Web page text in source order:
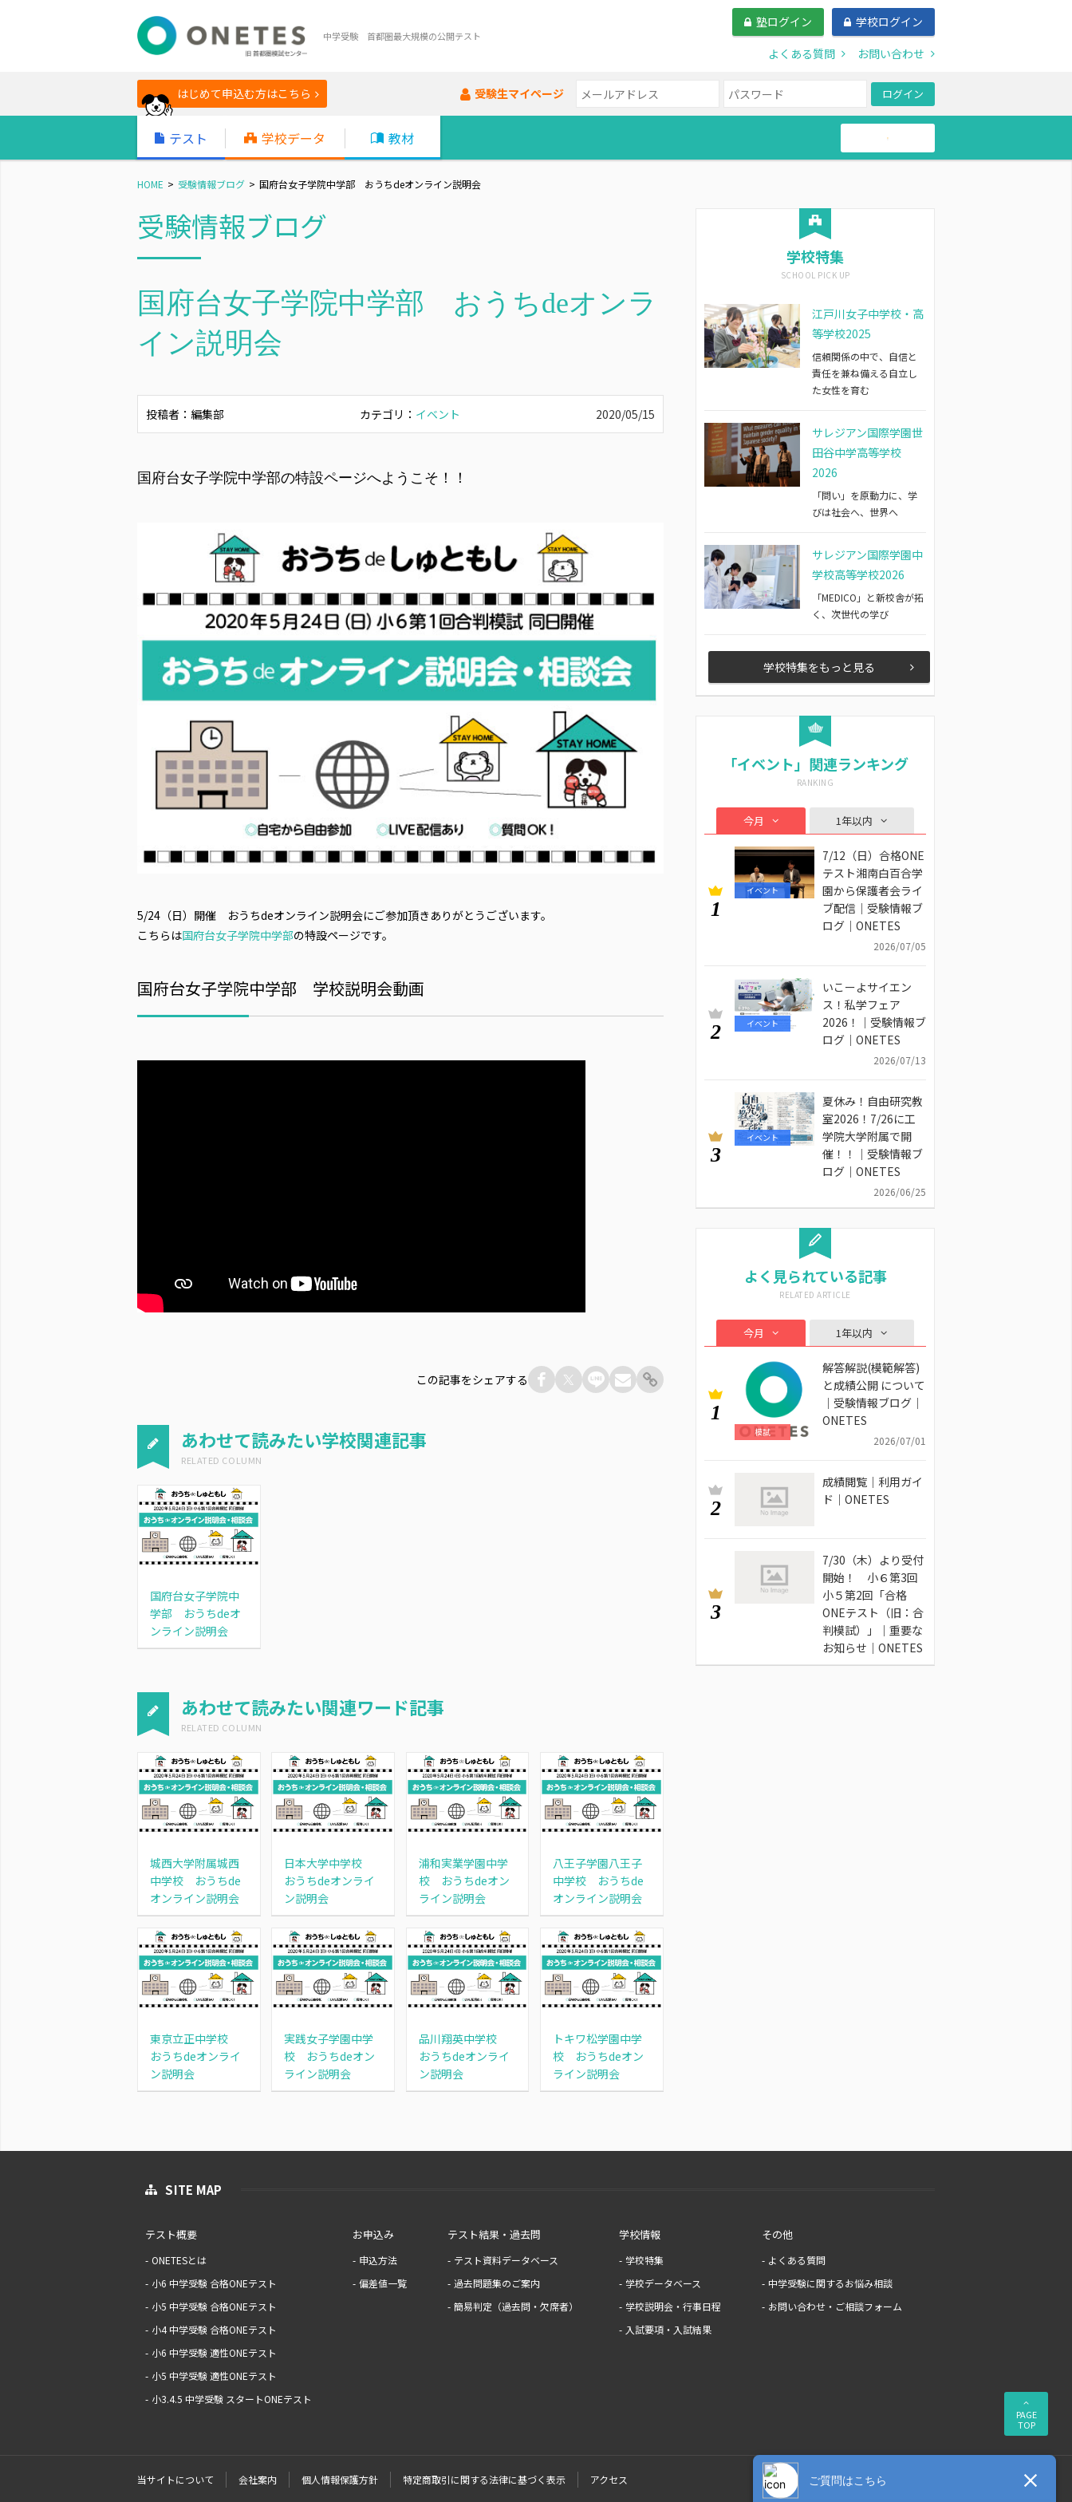
中学受験 首都圏最大規模の公開テスト
塾ログイン
学校ログイン
よくある質問
お問い合わせ
はじめて申込む方はこちら 受験生マイページ ログイン
テスト 学校データ 教材 帰国生
HOME 受験情報ブログ 国府台女子学院中学部 おうちdeオンライン説明会
受験情報ブログ
国府台女子学院中学部 おうちdeオンラ
イン説明会
投稿者：編集部 カテゴリ： イベント 2020/05/15
国府台女子学院中学部の特設ページへようこそ！！
5/24（日）開催 おうちdeオンライン説明会にご参加頂きありがとうございます。
こちらは国府台女子学院中学部の特設ページです。
国府台女子学院中学部 学校説明会動画
この記事をシェアする
あわせて読みたい学校関連記事
国府台女子学院中
学部 おうちdeオ
ンライン説明会
あわせて読みたい関連ワード記事
城西大学附属城西
中学校 おうちde
オンライン説明会
日本大学中学校
おうちdeオンライ
ン説明会
浦和実業学園中学
校 おうちdeオン
ライン説明会
八王子学園八王子
中学校 おうちde
オンライン説明会
東京立正中学校
おうちdeオンライ
ン説明会
実践女子学園中学
校 おうちdeオン
ライン説明会
品川翔英中学校
おうちdeオンライ
ン説明会
トキワ松学園中学
校 おうちdeオン
ライン説明会
学校特集
江戸川女子中学校・高
等学校2025
信頼関係の中で、自信と
責任を兼ね備える自立し
た女性を育む
サレジアン国際学園世
田谷中学高等学校
2026
「問い」を原動力に、学
びは社会へ、世界へ
サレジアン国際学園中
学校高等学校2026
「MEDICO」と新校舎が拓
く、次世代の学び
学校特集をもっと見る
「イベント」関連ランキング
今月 1年以内
1
イベント
7/12（日）合格ONE
テスト湘南白百合学
園から保護者会ライ
ブ配信｜受験情報ブ
ログ｜ONETES
2026/07/05
2 イベント
いこーよサイエン
ス！私学フェア
2026！｜受験情報ブ
ログ｜ONETES
2026/07/13
3
イベント
夏休み！自由研究教
室2026！7/26に工
学院大学附属で開
催！！｜受験情報ブ
ログ｜ONETES
2026/06/25
よく見られている記事
今月 1年以内
1
模試
解答解説(模範解答)
と成績公開 について
｜受験情報ブログ｜
ONETES
2026/07/01
2
成績閲覧｜利用ガイ
ド｜ONETES
3
7/30（木）より受付
開始！ 小６第3回
小５第2回「合格
ONEテスト（旧：合
判模試）」｜重要な
お知らせ｜ONETES
PAGE
TOP
SITE MAP
テスト概要
ONETESとは
小6 中学受験 合格ONEテスト
小5 中学受験 合格ONEテスト
小4 中学受験 合格ONEテスト
小6 中学受験 適性ONEテスト
小5 中学受験 適性ONEテスト
小3.4.5 中学受験 スタートONEテスト
お申込み
申込方法
偏差値一覧
テスト結果・過去問
テスト資料データベース
過去問題集のご案内
簡易判定（過去問・欠席者）
学校情報
学校特集
学校データベース
学校説明会・行事日程
入試要項・入試結果
その他
よくある質問
中学受験に関するお悩み相談
お問い合わせ・ご相談フォーム
当サイトについて 会社案内 個人情報保護方針 特定商取引に関する法律に基づく表示 アクセス